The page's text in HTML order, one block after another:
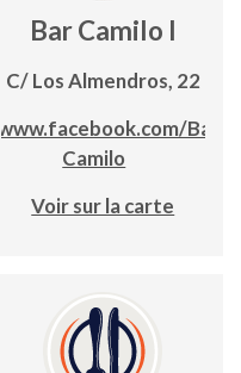
Bar Camilo I
C/ Los Almendros, 22
www.facebook.com/Bar-
Camilo
Voir sur la carte